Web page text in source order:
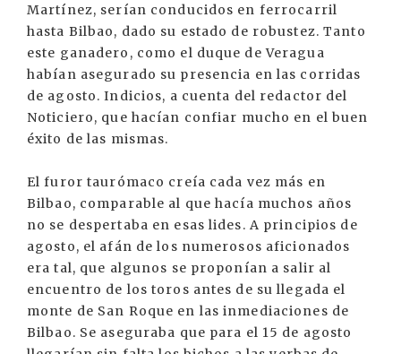
Martínez, serían conducidos en ferrocarril
hasta Bilbao, dado su estado de robustez. Tanto
este ganadero, como el duque de Veragua
habían asegurado su presencia en las corridas
de agosto. Indicios, a cuenta del redactor del
Noticiero, que hacían confiar mucho en el buen
éxito de las mismas.
El furor taurómaco creía cada vez más en
Bilbao, comparable al que hacía muchos años
no se despertaba en esas lides. A principios de
agosto, el afán de los numerosos aficionados
era tal, que algunos se proponían a salir al
encuentro de los toros antes de su llegada el
monte de San Roque en las inmediaciones de
Bilbao. Se aseguraba que para el 15 de agosto